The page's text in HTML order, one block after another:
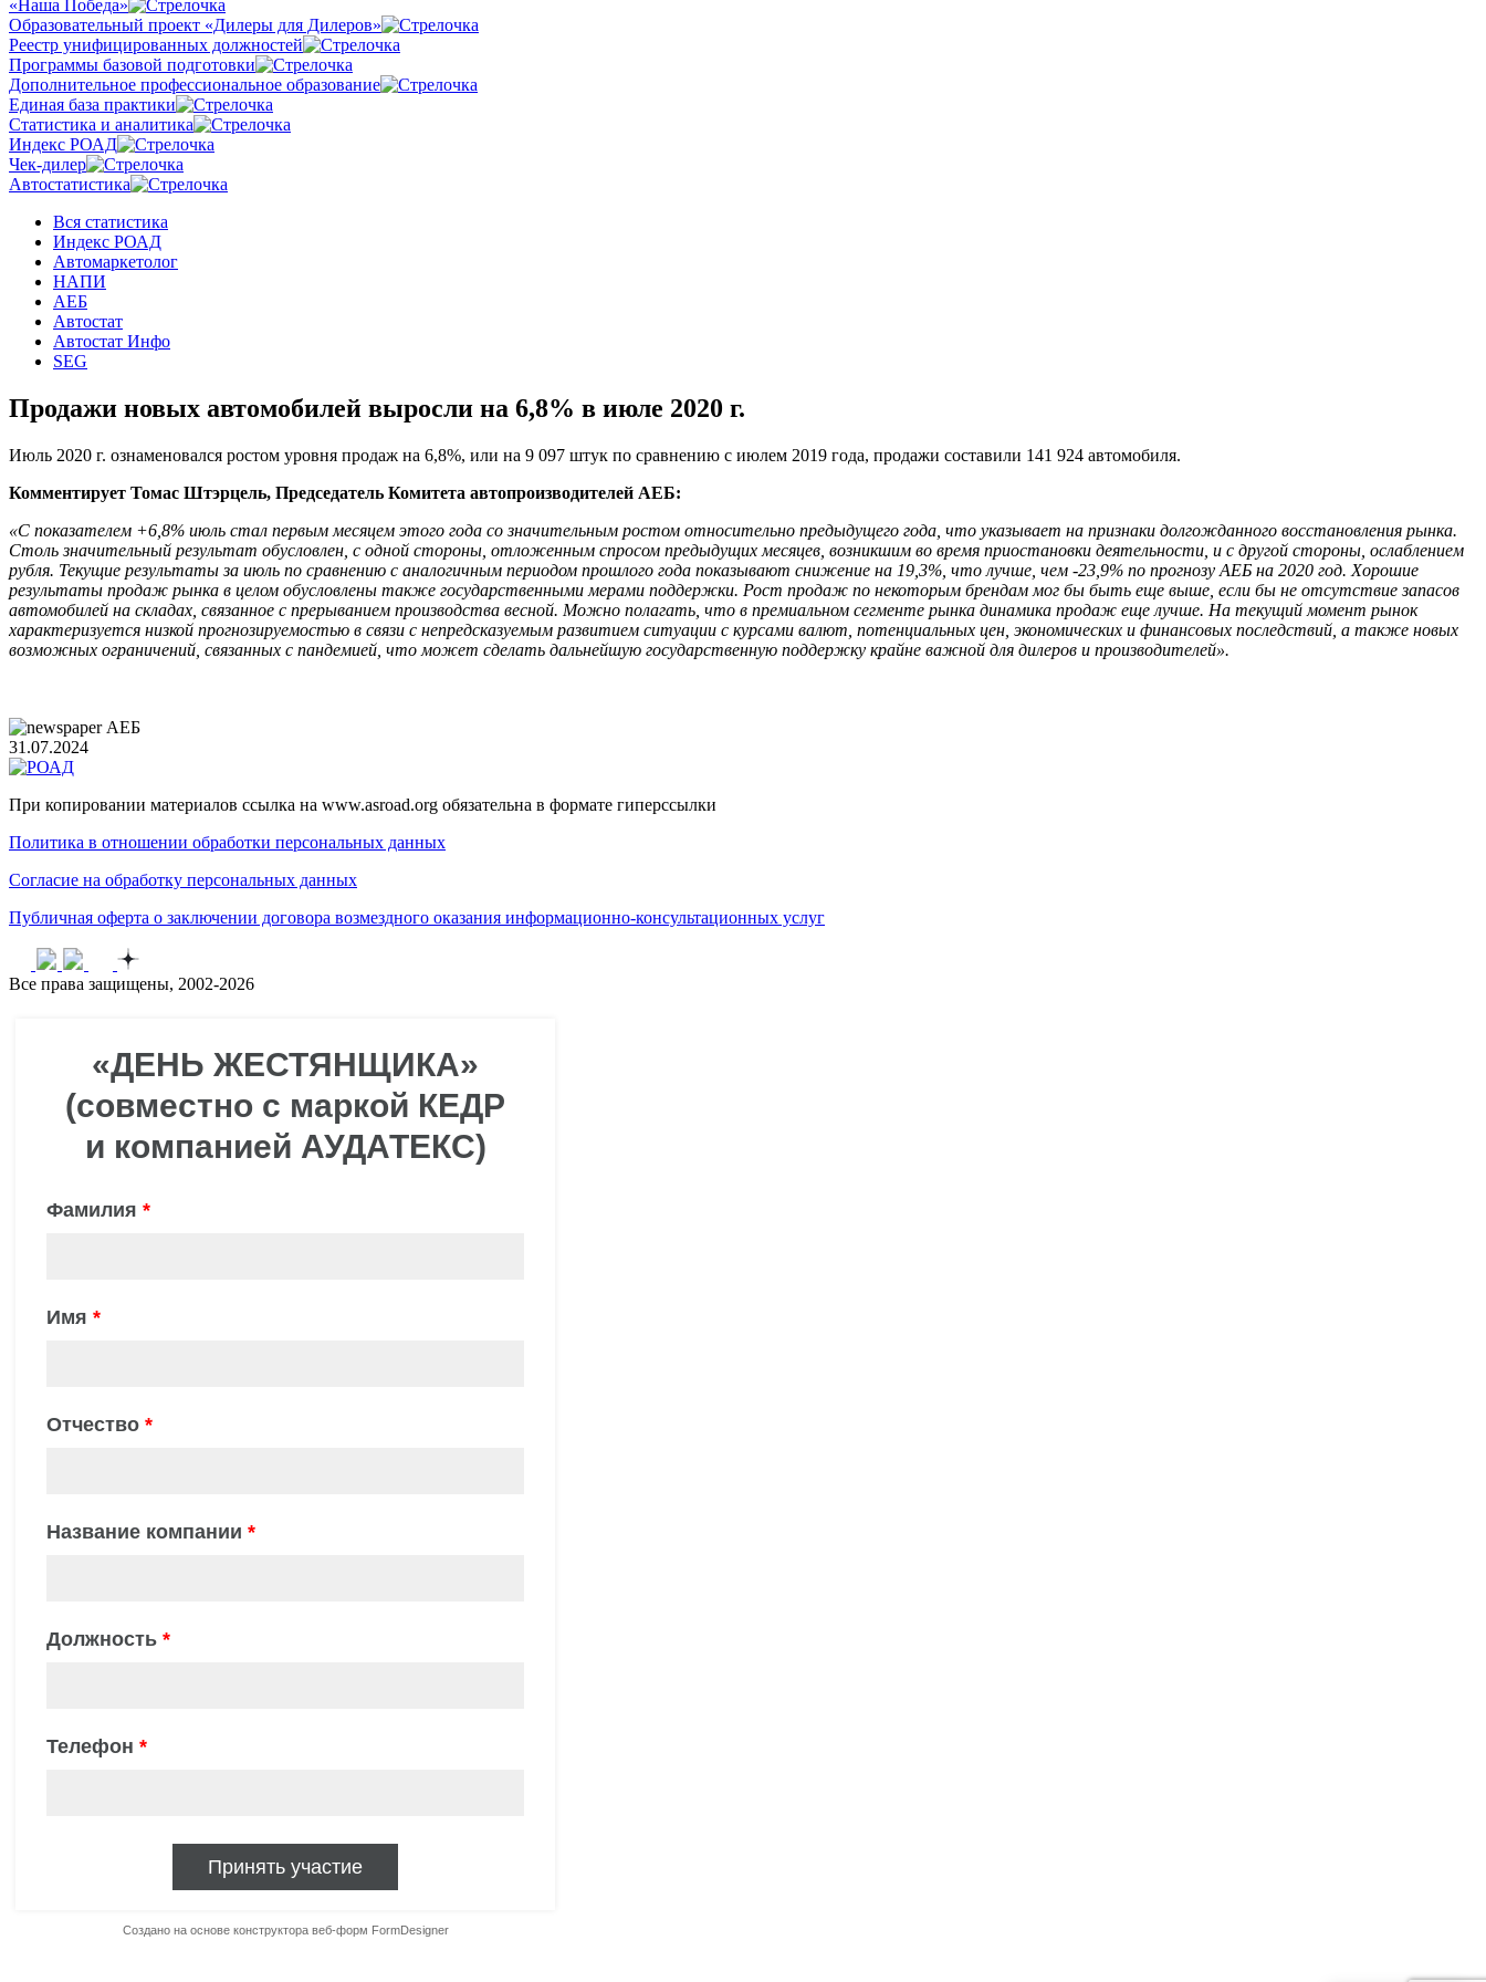
«Наша Победа»
Образовательный проект «Дилеры для Дилеров»
Реестр унифицированных должностей
Программы базовой подготовки
Дополнительное профессиональное образование
Единая база практики
Статистика и аналитика
Индекс РОАД
Чек-дилер
Автостатистика
Вся статистика
Индекс РОАД
Автомаркетолог
НАПИ
АЕБ
Автостат
Автостат Инфо
SEG
Продажи новых автомобилей выросли на 6,8% в июле 2020 г.
Июль 2020 г. ознаменовался ростом уровня продаж на 6,8%, или на 9 097 штук по сравнению с июлем 2019 года, продажи составили 141 924 автомобиля.
Комментирует Томас Штэрцель, Председатель Комитета автопроизводителей АЕБ:
«С показателем +6,8% июль стал первым месяцем этого года со значительным ростом относительно предыдущего года, что указывает на признаки долгожданного восстановления рынка.
Столь значительный результат обусловлен, с одной стороны, отложенным спросом предыдущих месяцев, возникшим во время приостановки деятельности, и с другой стороны, ослаблением
рубля. Текущие результаты за июль по сравнению с аналогичным периодом прошлого года показывают снижение на 19,3%, что лучше, чем -23,9% по прогнозу АЕБ на 2020 год. Хорошие
результаты продаж рынка в целом обусловлены также государственными мерами поддержки. Рост продаж по некоторым брендам мог бы быть еще выше, если бы не отсутствие запасов
автомобилей на складах, связанное с прерыванием производства весной. Можно полагать, что в премиальном сегменте рынка динамика продаж еще лучше. На текущий момент рынок
характеризуется низкой прогнозируемостью в связи с непредсказуемым развитием ситуации с курсами валют, потенциальных цен, экономических и финансовых последствий, а также новых
возможных ограничений, связанных с пандемией, что может сделать дальнейшую государственную поддержку крайне важной для дилеров и производителей».
АЕБ
31.07.2024
При копировании материалов ссылка на www.asroad.org обязательна в формате гиперссылки
Политика в отношении обработки персональных данных
Согласие на обработку персональных данных
Публичная оферта о заключении договора возмездного оказания информационно-консультационных услуг
Все права защищены, 2002-2026